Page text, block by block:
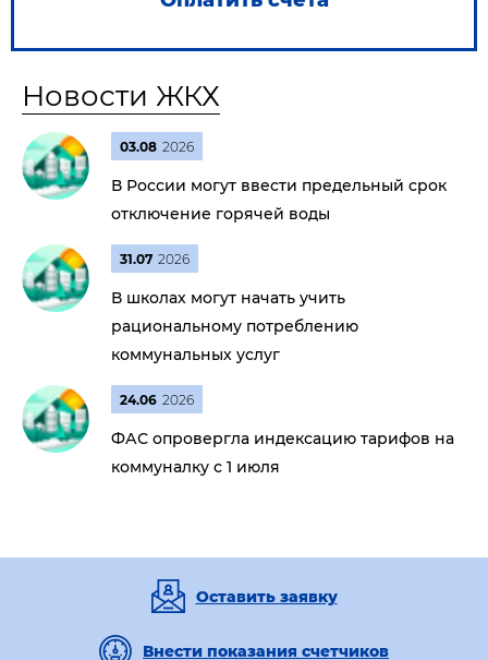
Новости ЖКХ
03.08 2026
В России могут ввести предельный срок
отключение горячей воды
31.07 2026
В школах могут начать учить
рациональному потреблению
коммунальных услуг
24.06 2026
ФАС опровергла индексацию тарифов на
коммуналку с 1 июля
Оставить заявку
Внести показания счетчиков